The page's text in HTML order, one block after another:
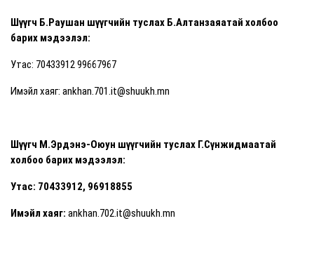
Шүүгч Б.Раушан шүүгчийн туслах Б.Алтанзаяатай холбоо
барих мэдээлэл:
Утас: 70433912 99667967
Имэйл хаяг: ankhan.701.it@shuukh.mn
Шүүгч М.Эрдэнэ-Оюун шүүгчийн туслах Г.Сүнжидмаатай
холбоо барих мэдээлэл:
Утас: 70433912, 96918855
Имэйл хаяг: ankhan.702.it@shuukh.mn